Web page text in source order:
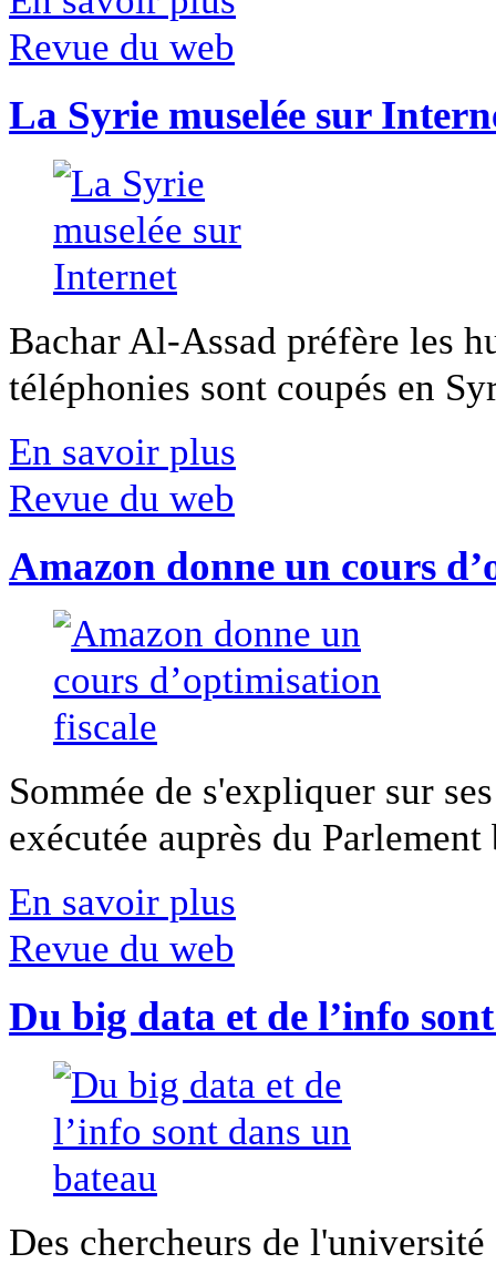
Revue du web
La Syrie muselée sur
Bachar Al-Assad préfère les
téléphonies sont coupés en
En savoir plus
Revue du web
Amazon donne un cours
Sommée de s'expliquer sur
exécutée auprès du
En savoir plus
Revue du web
Du big data et de l’info
Des chercheurs de